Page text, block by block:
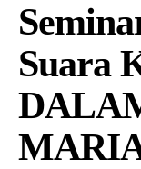
Suara